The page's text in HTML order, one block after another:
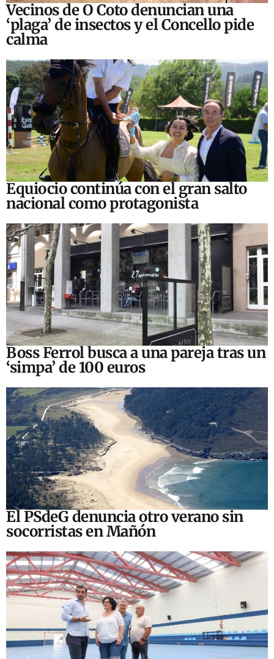
Vecinos de O Coto denuncian una
‘plaga’ de insectos y el Concello pide
calma
Equiocio continúa con el gran salto
nacional como protagonista
Boss Ferrol busca a una pareja tras un
‘simpa’ de 100 euros
El PSdeG denuncia otro verano sin
socorristas en Mañón